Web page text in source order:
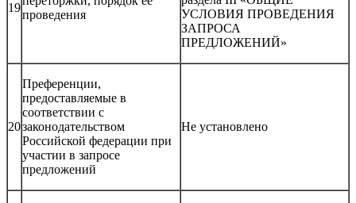
19
проведения
УСЛОВИЯ ПРОВЕДЕНИЯ
ЗАПРОСА
ПРЕДЛОЖЕНИЙ»
20
Преференции,
предоставляемые в
соответствии с
законодательством
Российской федерации при
участии в запросе
предложений
Не установлено